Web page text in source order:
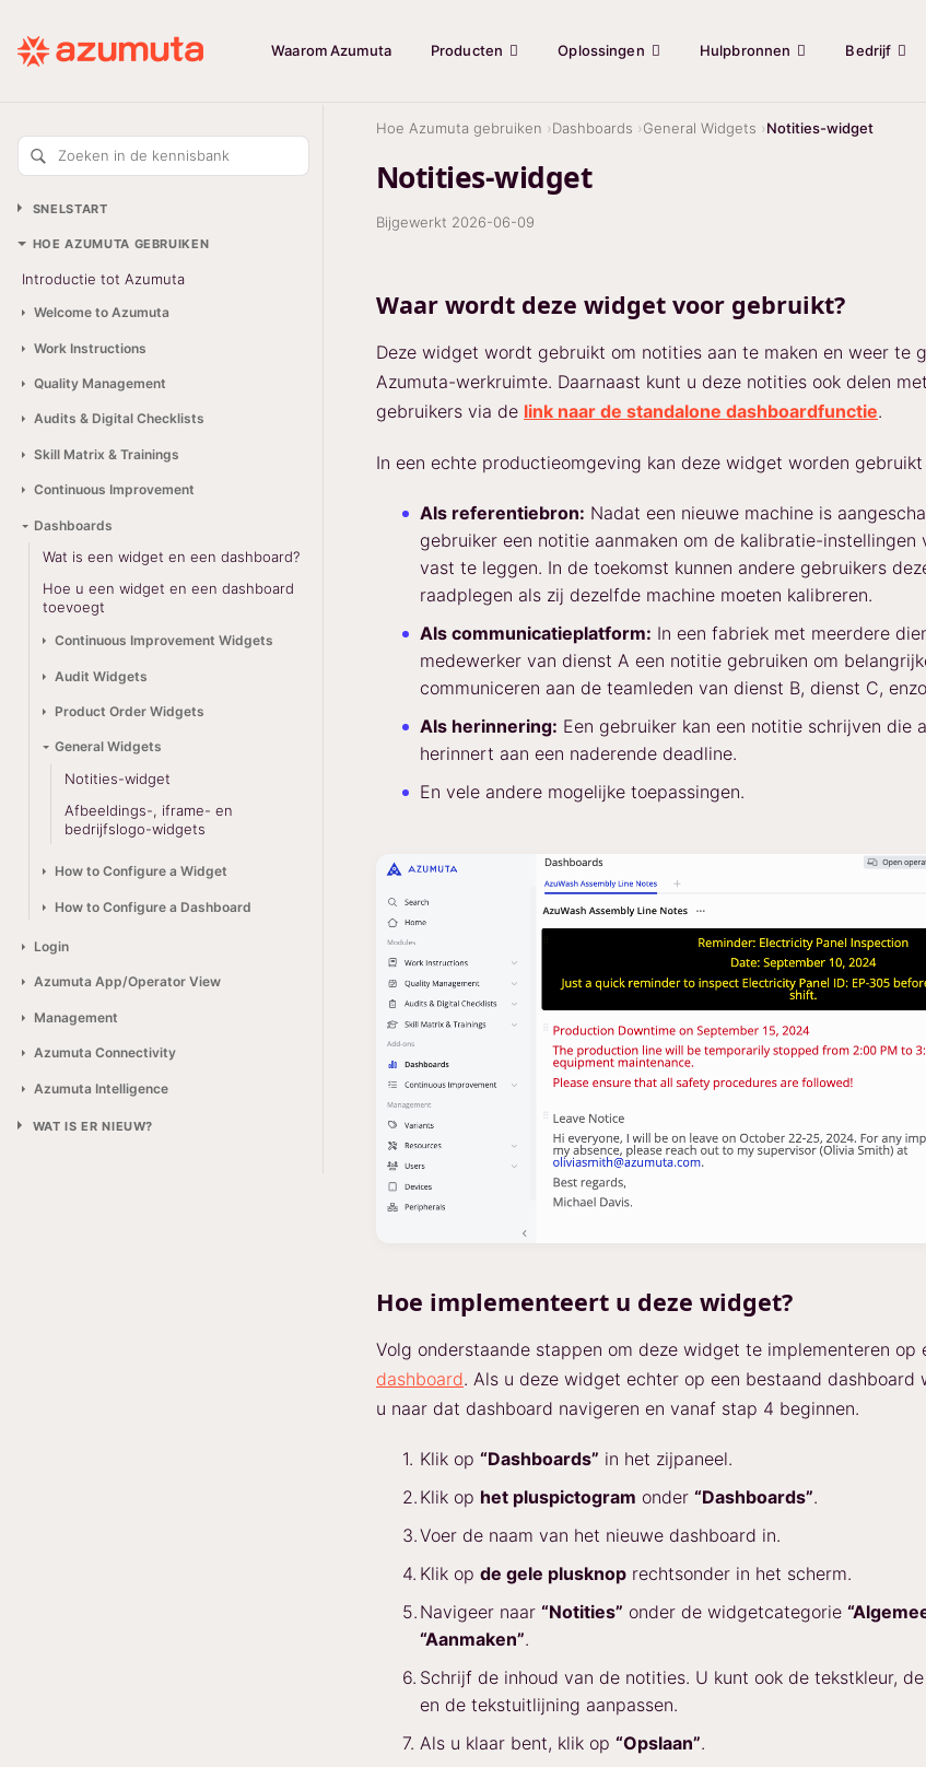
Waarom Azumuta Producten Oplossingen Hulpbronnen Bedrijf
Zoeken in de kennisbank
SNELSTART
HOE AZUMUTA GEBRUIKEN
Introductie tot Azumuta
Welcome to Azumuta
Work Instructions
Quality Management
Audits & Digital Checklists
Skill Matrix & Trainings
Continuous Improvement
Dashboards
Wat is een widget en een dashboard?
Hoe u een widget en een dashboard
toevoegt
Continuous Improvement Widgets
Audit Widgets
Product Order Widgets
General Widgets
Notities-widget
Afbeeldings-, iframe- en
bedrijfslogo-widgets
How to Configure a Widget
How to Configure a Dashboard
Login
Azumuta App/Operator View
Management
Azumuta Connectivity
Azumuta Intelligence
WAT IS ER NIEUW?
Hoe Azumuta gebruiken Dashboards General Widgets Notities-widget
Notities-widget
Bijgewerkt 2026-06-09
Waar wordt deze widget voor gebruikt?
Deze widget wordt gebruikt om notities aan te maken en weer te
Azumuta-werkruimte. Daarnaast kunt u deze notities ook delen
gebruikers via de link naar de standalone dashboardfunctie.
In een echte productieomgeving kan deze widget worden gebruikt
Als referentiebron: Nadat een nieuwe machine is
gebruiker een notitie aanmaken om de kalibratie-instellingen
vast te leggen. In de toekomst kunnen andere gebruikers
raadplegen als zij dezelfde machine moeten kalibreren.
Als communicatieplatform: In een fabriek met meerdere
medewerker van dienst A een notitie gebruiken om
communiceren aan de teamleden van dienst B, dienst C,
Als herinnering: Een gebruiker kan een notitie schrijven die
herinnert aan een naderende deadline.
En vele andere mogelijke toepassingen.
Hoe implementeert u deze widget?
Volg onderstaande stappen om deze widget te implementeren op
dashboard. Als u deze widget echter op een bestaand dashboard
u naar dat dashboard navigeren en vanaf stap 4 beginnen.
Klik op “Dashboards” in het zijpaneel.
Klik op het pluspictogram onder “Dashboards”.
Voer de naam van het nieuwe dashboard in.
Klik op de gele plusknop rechtsonder in het scherm.
Navigeer naar “Notities” onder de widgetcategorie
“Aanmaken”.
Schrijf de inhoud van de notities. U kunt ook de tekstkleur,
en de tekstuitlijning aanpassen.
Als u klaar bent, klik op “Opslaan”.